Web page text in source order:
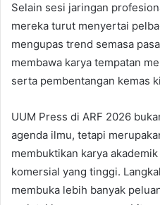
Selain sesi jaringan
mereka turut menyertai
mengupas trend semasa
membawa karya tempatan
serta pembentangan kemas
UUM Press di ARF 2026
agenda ilmu, tetapi
membuktikan karya
komersial yang tinggi.
membuka lebih banyak